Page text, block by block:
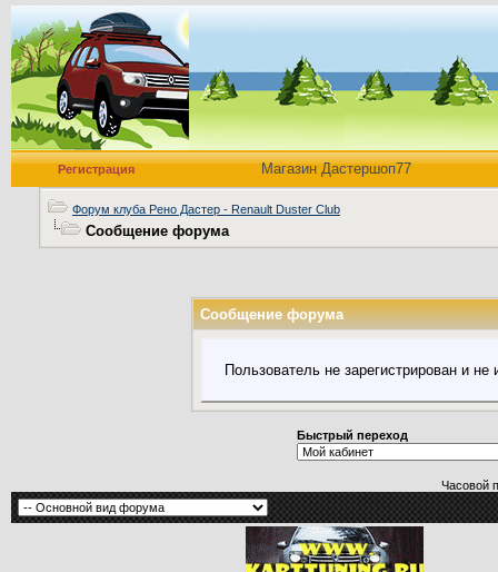
Регистрация Магазин Дастершоп77
Форум клуба Рено Дастер - Renault Duster Club
Сообщение форума
Сообщение форума
Пользователь не зарегистрирован и
Быстрый переход
Часовой